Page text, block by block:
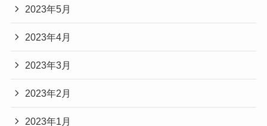
2023年5月
2023年4月
2023年3月
2023年2月
2023年1月